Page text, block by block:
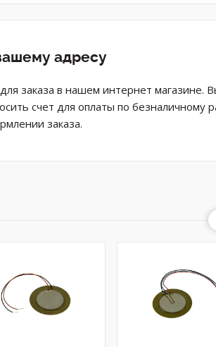
адресу
заказа в нашем интернет магазине.
счет для оплаты по безналичному
заказа.